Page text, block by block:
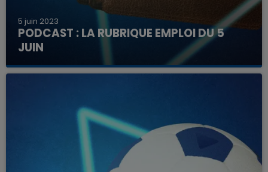
5 juin 2023
PODCAST : LA RUBRIQUE EMPLOI DU 5
JUIN
Découvrez ici les offres à pourvoir dans la région